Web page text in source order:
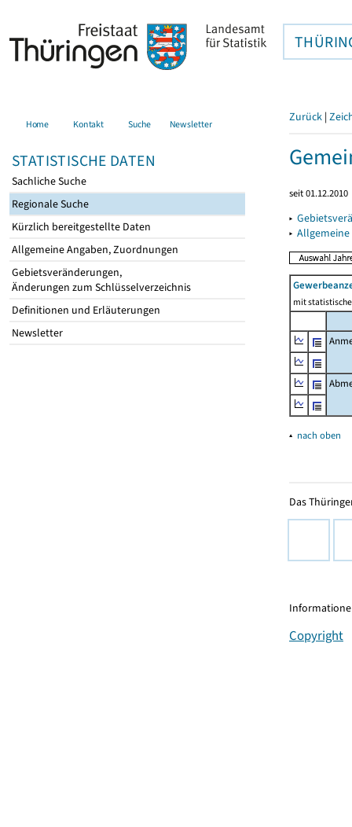
Home Kontakt Suche Newsletter
STATISTISCHE DATEN
Sachliche Suche
Regionale Suche
Kürzlich bereitgestellte Daten
Allgemeine Angaben, Zuordnungen
Gebietsveränderungen,
Änderungen zum Schlüsselverzeichnis
Definitionen und Erläuterungen
Newsletter
Zurück |
seit 01.12.2010
▸
▸
mit
▴ nach oben
Das
Copyright